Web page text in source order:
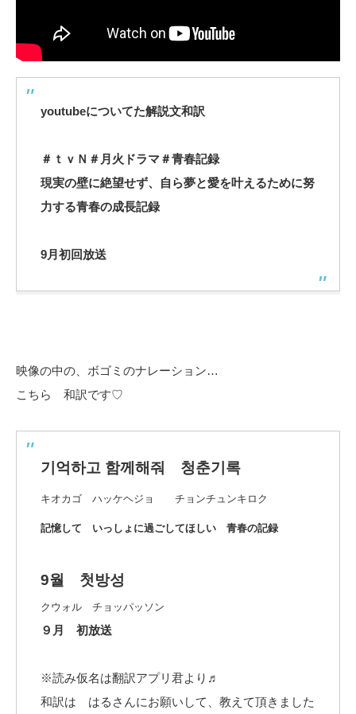
youtubeについてた解説文和訳
＃ｔｖＮ＃月火ドラマ＃青春記録
現実の壁に絶望せず、自ら夢と愛を叶えるために努
力する青春の成長記録
9月初回放送
映像の中の、ボゴミのナレーション…
こちら 和訳です♡
기억하고 함께해줘 청춘기록
キオカゴ ハッケヘジョ チョンチュンキロク
記憶して いっしょに過ごしてほしい 青春の記録
9월 첫방성
クウォル チョッパッソン
９月 初放送
※読み仮名は翻訳アプリ君より♬
和訳は はるさんにお願いして、教えて頂きました